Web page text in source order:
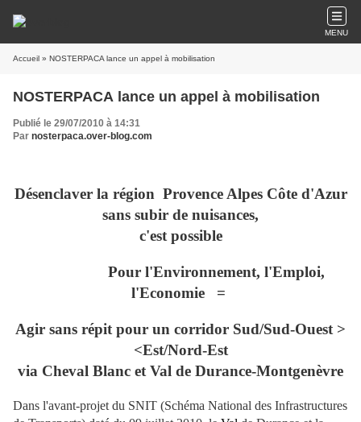
MENU
Accueil » NOSTERPACA lance un appel à mobilisation
NOSTERPACA lance un appel à mobilisation
Publié le 29/07/2010 à 14:31
Par nosterpaca.over-blog.com
Désenclaver la région Provence Alpes Côte d'Azur
sans subir de nuisances,
c'est possible
Pour l'Environnement, l'Emploi,
l'Economie =
Agir sans répit pour un corridor Sud/Sud-Ouest >
<Est/Nord-Est
via Cheval Blanc et Val de Durance-Montgenèvre
Dans l'avant-projet du SNIT (Schéma National des Infrastructures